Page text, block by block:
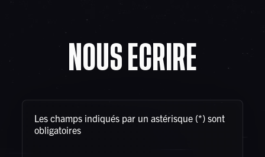
Les champs indiqués par un astérisque (*) sont
obligatoires